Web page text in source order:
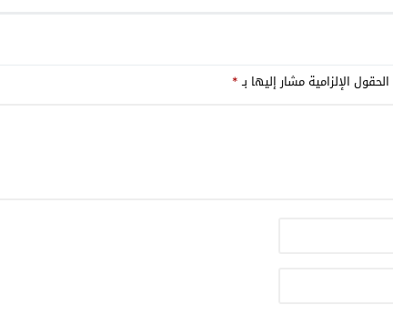
الحقول الإلزامية مشار إليها بـ*